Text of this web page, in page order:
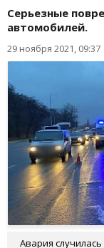
Серьезные
автомобилей.
29 ноября 2021, 09:37
Авария